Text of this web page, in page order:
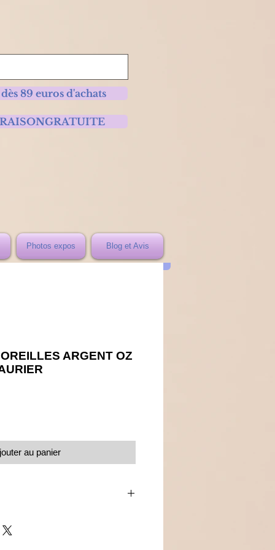
89 euros d'achats
Photos expos Blog et Avis
ARGENT OZ
au panier
de zirconium microsertis